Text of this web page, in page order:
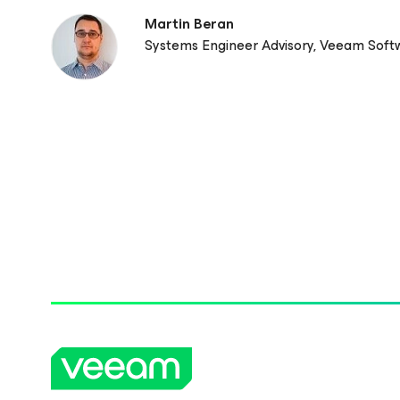
Martin Beran
Systems Engineer Advisory, Veeam